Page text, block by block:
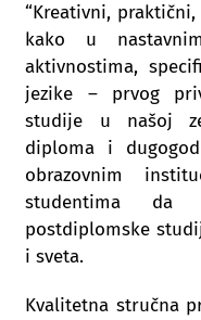
“Kreativni,
kako u
aktivnostima,
jezike – prvog
studije u našoj
diploma i
obrazovnim
studentima
postdiplomske
i sveta.
Kvalitetna stručna